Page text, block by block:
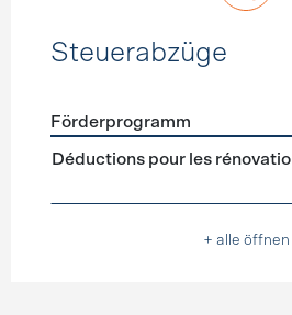
Steuerabzüge
Förderprogramme
Förderprogramm
Déductions pour les
+ alle öffnen